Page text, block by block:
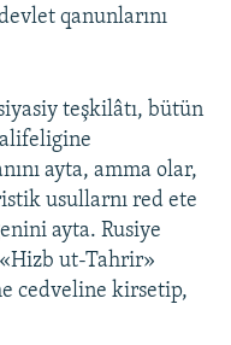
qanunlarını
teşkilâtı, bütün
ayta, amma olar,
usullarnı red ete
ayta. Rusiye
ut-Tahrir»
cedveline kirsetip,